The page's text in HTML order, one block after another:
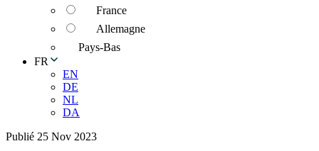
France
Allemagne
Pays-Bas
FR
EN
DE
NL
DA
Publié 25 Nov 2023